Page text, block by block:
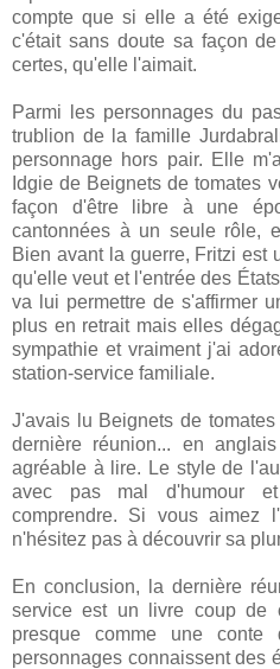
compte que si elle a été
c'était sans doute sa façon
certes, qu'elle l'aimait.
Parmi les personnages du
trublion de la famille
personnage hors pair. Elle
Idgie de Beignets de tomates
façon d'être libre à une
cantonnées à un seule rôle,
Bien avant la guerre, Fritzi est
qu'elle veut et l'entrée des
va lui permettre de s'affirmer
plus en retrait mais elles
sympathie et vraiment j'ai
station-service familiale.
J'avais lu Beignets de
dernière réunion... en
agréable à lire. Le style de
avec pas mal d'humour
comprendre. Si vous aimez
n'hésitez pas à découvrir sa
En conclusion, la dernière
service est un livre coup de
presque comme une
personnages connaissent des